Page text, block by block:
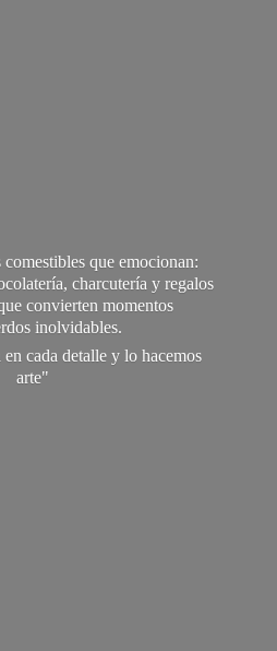
que emocionan:
charcutería y regalos
convierten momentos
inolvidables.
cada detalle y lo hacemos
arte"